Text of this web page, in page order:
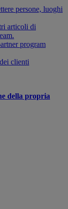
persone, luoghi
articoli di
program
clienti
della propria